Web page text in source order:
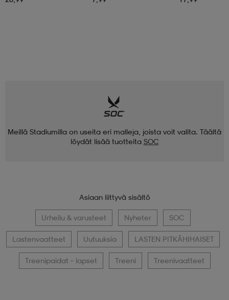
Meillä Stadiumilla on useita eri malleja, joista voit valita. Täältä
löydät lisää tuotteita SOC
Asiaan liittyvä sisältö
Urheilu & varusteet Nyheter SOC
Lastenvaatteet Uutuuksia LASTEN PITKÄHIHAISET
Treenipaidat – lapset Treeni Treenivaatteet